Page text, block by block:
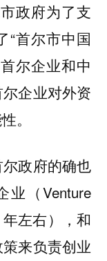
政府为了支
“首尔市中国
尔企业和中
企业对外资
。
政府的确也
业（Venture
左右），和
来负责创业